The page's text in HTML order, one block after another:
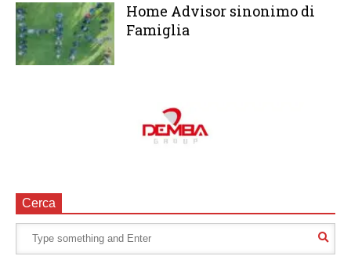
Home Advisor sinonimo di
Famiglia
Cerca